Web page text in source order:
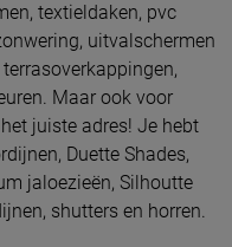
textieldaken, pvc
uitvalschermen
Maar ook voor
juiste adres! Je hebt
Duette Shades,
jaloezieën, Silhoutte
shutters en horren.